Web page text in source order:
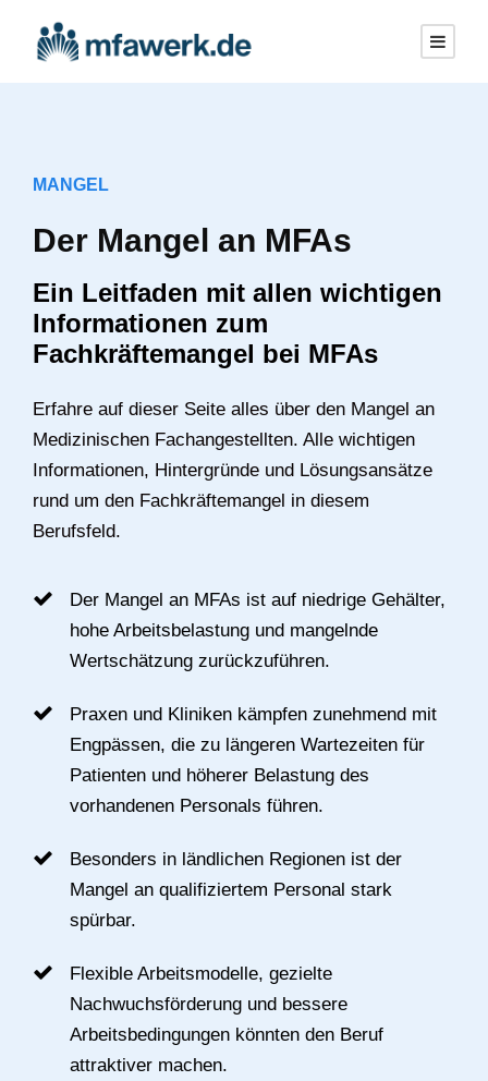
MANGEL
Der Mangel an MFAs
Ein Leitfaden mit allen wichtigen
Informationen zum
Fachkräftemangel bei MFAs
Erfahre auf dieser Seite alles über den Mangel an
Medizinischen Fachangestellten. Alle wichtigen
Informationen, Hintergründe und Lösungsansätze
rund um den Fachkräftemangel in diesem
Berufsfeld.
Der Mangel an MFAs ist auf niedrige Gehälter,
hohe Arbeitsbelastung und mangelnde
Wertschätzung zurückzuführen.
Praxen und Kliniken kämpfen zunehmend mit
Engpässen, die zu längeren Wartezeiten für
Patienten und höherer Belastung des
vorhandenen Personals führen.
Besonders in ländlichen Regionen ist der
Mangel an qualifiziertem Personal stark
spürbar.
Flexible Arbeitsmodelle, gezielte
Nachwuchsförderung und bessere
Arbeitsbedingungen könnten den Beruf
attraktiver machen.